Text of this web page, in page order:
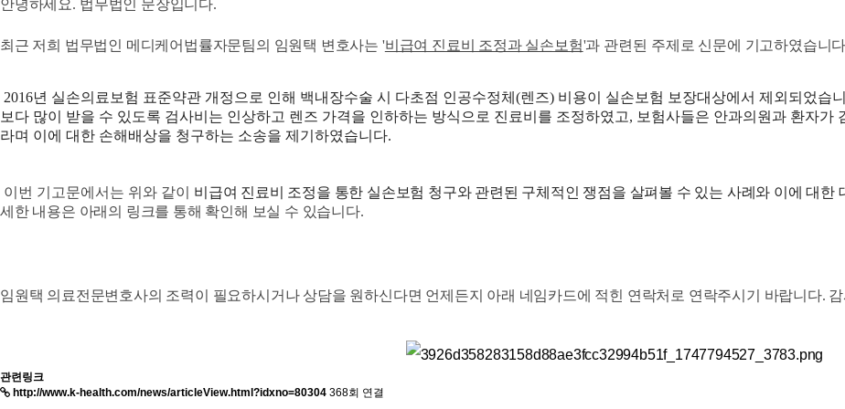
안녕하세요. 법무법인 문장입니다.
최근 저희 법무법인 메디케어법률자문팀의 임원택 변호사는 '비급여 진료비 조정과 실손보험'과 관련된 주제로 신문에 기고하였습니다
2016년 실손의료보험 표준약관 개정으로 인해 백내장수술 시 다초점 인공수정체(렌즈) 비용이 실손보험 보장대상에서 제외되었습
보다 많이 받을 수 있도록 검사비는 인상하고 렌즈 가격을 인하하는 방식으로 진료비를 조정하였고, 보험사들은 안과의원과 환자가
라며 이에 대한 손해배상을 청구하는 소송을 제기하였습니다.
이번 기고문에서는 위와 같이 비급여 진료비 조정을 통한 실손보험 청구와 관련된 구체적인 쟁점을 살펴볼 수 있는 사례와 이에 대한
세한 내용은 아래의 링크를 통해 확인해 보실 수 있습니다.
임원택 의료전문변호사의 조력이 필요하시거나 상담을 원하신다면 언제든지 아래 네임카드에 적힌 연락처로 연락주시기 바랍니다.
관련링크
http://www.k-health.com/news/articleView.html?idxno=80304 368회 연결